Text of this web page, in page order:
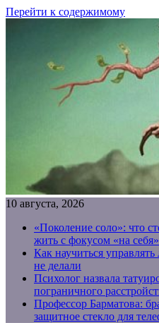
Перейти к содержимому
10 августа, 2026
«Поколение соло»: что
жить с фокусом «на себя»
Как научиться
не делали
Психолог назвала
пограничного
Профессор Барматова:
защитное стекло для